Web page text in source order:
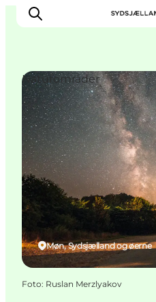
Oplev
Byer og steder
Events
Spis
Overnat
Planlæg din tur
Møn, Sydsjælland og øerne
Naturområder
Foto: Ruslan Merzlyakov